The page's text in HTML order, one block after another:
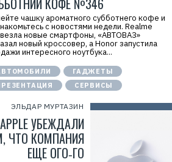
КОФЕ №346
чашку ароматного субботнего кофе и
с новостями недели. Realme
новые смартфоны, «АВТОВАЗ»
новый кроссовер, а Honor запустила
интересного ноутбука...
ГАДЖЕТЫ
СЕРВИСЫ
ЭЛЬДАР МУРТАЗИН
УБЕЖДАЛИ
ЧТО КОМПАНИЯ
ЕЩЕ ОГО‑ГО